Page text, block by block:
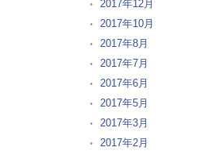
2017年12月
2017年10月
2017年8月
2017年7月
2017年6月
2017年5月
2017年3月
2017年2月